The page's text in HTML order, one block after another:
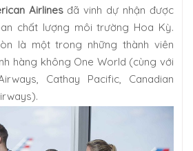
Airlinesđã vinh dự nhận được
chất lượng môi trường Hoa Kỳ.
là một trong những thành viên
hàng không One World (cùng với
Cathay Pacific, Canadian